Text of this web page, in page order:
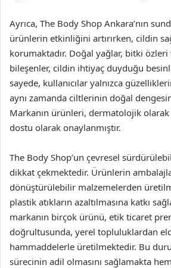
Ayrıca, The Body Shop Ankara’nın
ürünlerin etkinliğini artırırken, cildin
korumaktadır. Doğal yağlar, bitki
bileşenler, cildin ihtiyaç duyduğu
sayede, kullanıcılar yalnızca
aynı zamanda ciltlerinin doğal
Markanın ürünleri, dermatolojik
dostu olarak onaylanmıştır.
The Body Shop’un çevresel
dikkat çekmektedir. Ürünlerin
dönüştürülebilir malzemelerden
plastik atıkların azaltılmasına katkı
markanın birçok ürünü, etik ticaret
doğrultusunda, yerel topluluklardan
hammaddelerle üretilmektedir. Bu
sürecinin adil olmasını sağlamakta